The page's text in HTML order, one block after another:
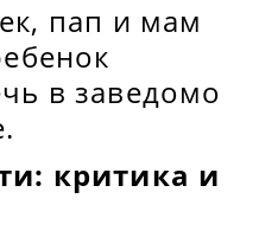
пап и мам
в заведомо
критика и